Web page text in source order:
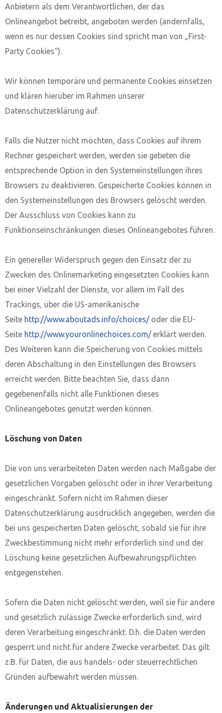
Anbietern als dem Verantwortlichen, der das
Onlineangebot betreibt, angeboten werden (andernfalls,
wenn es nur dessen Cookies sind spricht man von „First-
Party Cookies“).
Wir können temporäre und permanente Cookies einsetzen
und klären hierüber im Rahmen unserer
Datenschutzerklärung auf.
Falls die Nutzer nicht möchten, dass Cookies auf ihrem
Rechner gespeichert werden, werden sie gebeten die
entsprechende Option in den Systemeinstellungen ihres
Browsers zu deaktivieren. Gespeicherte Cookies können in
den Systemeinstellungen des Browsers gelöscht werden.
Der Ausschluss von Cookies kann zu
Funktionseinschränkungen dieses Onlineangebotes führen.
Ein genereller Widerspruch gegen den Einsatz der zu
Zwecken des Onlinemarketing eingesetzten Cookies kann
bei einer Vielzahl der Dienste, vor allem im Fall des
Trackings, über die US-amerikanische
Seite http://www.aboutads.info/choices/oder die EU-
Seite http://www.youronlinechoices.com/erklärt werden.
Des Weiteren kann die Speicherung von Cookies mittels
deren Abschaltung in den Einstellungen des Browsers
erreicht werden. Bitte beachten Sie, dass dann
gegebenenfalls nicht alle Funktionen dieses
Onlineangebotes genutzt werden können.
Löschung von Daten
Die von uns verarbeiteten Daten werden nach Maßgabe der
gesetzlichen Vorgaben gelöscht oder in ihrer Verarbeitung
eingeschränkt. Sofern nicht im Rahmen dieser
Datenschutzerklärung ausdrücklich angegeben, werden die
bei uns gespeicherten Daten gelöscht, sobald sie für ihre
Zweckbestimmung nicht mehr erforderlich sind und der
Löschung keine gesetzlichen Aufbewahrungspflichten
entgegenstehen.
Sofern die Daten nicht gelöscht werden, weil sie für andere
und gesetzlich zulässige Zwecke erforderlich sind, wird
deren Verarbeitung eingeschränkt. D.h. die Daten werden
gesperrt und nicht für andere Zwecke verarbeitet. Das gilt
z.B. für Daten, die aus handels- oder steuerrechtlichen
Gründen aufbewahrt werden müssen.
Änderungen und Aktualisierungen der